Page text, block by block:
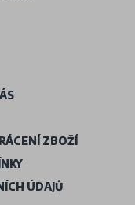
ZBOŽÍ
ÚDAJŮ